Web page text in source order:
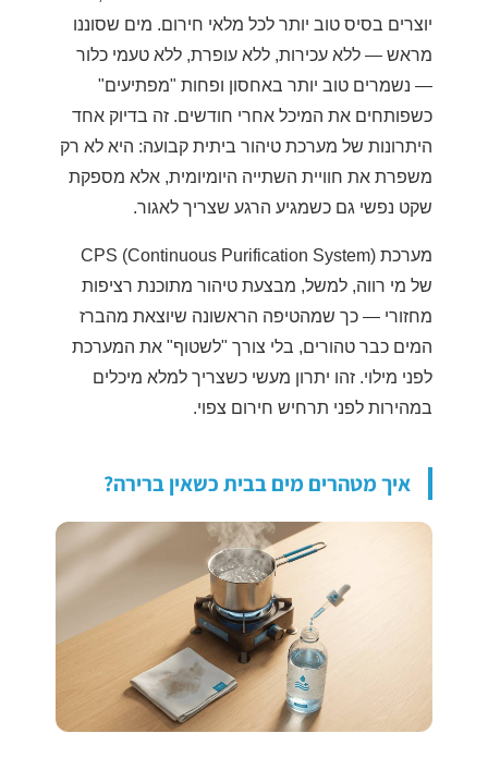
יוצרים בסיס טוב יותר לכל מלאי חירום. מים שסוננו
מראש — ללא עכירות, ללא עופרת, ללא טעמי כלור
— נשמרים טוב יותר באחסון ופחות "מפתיעים"
כשפותחים את המיכל אחרי חודשים. זה בדיוק אחד
היתרונות של מערכת טיהור ביתית קבועה: היא לא רק
משפרת את חוויית השתייה היומיומית, אלא מספקת
שקט נפשי גם כשמגיע הרגע שצריך לאגור.
מערכת CPS (Continuous Purification System)
של מי רווה, למשל, מבצעת טיהור מתוכנת רציפות
מחזורי — כך שמהטיפה הראשונה שיוצאת מהברז
המים כבר טהורים, בלי צורך "לשטוף" את המערכת
לפני מילוי. זהו יתרון מעשי כשצריך למלא מיכלים
במהירות לפני תרחיש חירום צפוי.
איך מטהרים מים בבית כשאין ברירה?